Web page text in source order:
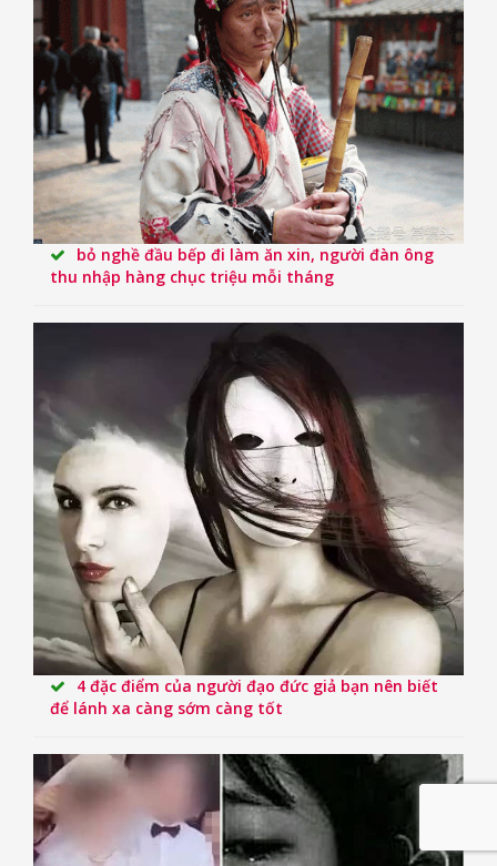
bỏ nghề đầu bếp đi làm ăn xin, người đàn ông
thu nhập hàng chục triệu mỗi tháng
4 đặc điểm của người đạo đức giả bạn nên biết
để lánh xa càng sớm càng tốt